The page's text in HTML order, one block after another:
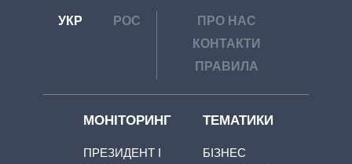
УКР РОС
ПРО НАС
КОНТАКТИ
ПРАВИЛА
МОНІТОРИНГ
ПРЕЗИДЕНТ І
ТЕМАТИКИ
БІЗНЕС